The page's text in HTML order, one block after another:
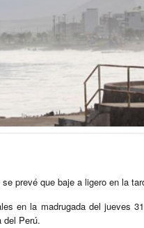
se prevé que baje a ligero en la
en la madrugada del jueves
del Perú.